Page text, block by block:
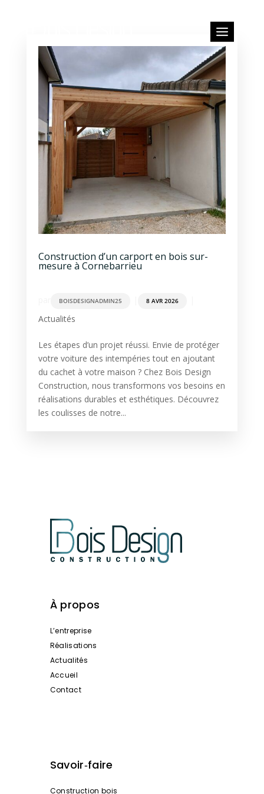
Construction d’un carport en bois sur-
mesure à Cornebarrieu
BOISDESIGNADMIN25 8 AVR 2026
Actualités
Les étapes d’un projet réussi. Envie de protéger
votre voiture des intempéries tout en ajoutant
du cachet à votre maison ? Chez Bois Design
Construction, nous transformons vos besoins en
réalisations durables et esthétiques. Découvrez
les coulisses de notre...
À propos
L’entreprise
Réalisations
Actualités
Accueil
Contact
Savoir‑faire
Construction bois